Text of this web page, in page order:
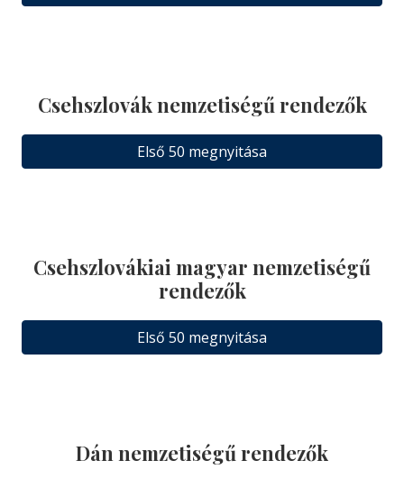
Csehszlovák nemzetiségű rendezők
Első 50 megnyitása
Csehszlovákiai magyar nemzetiségű
rendezők
Első 50 megnyitása
Dán nemzetiségű rendezők